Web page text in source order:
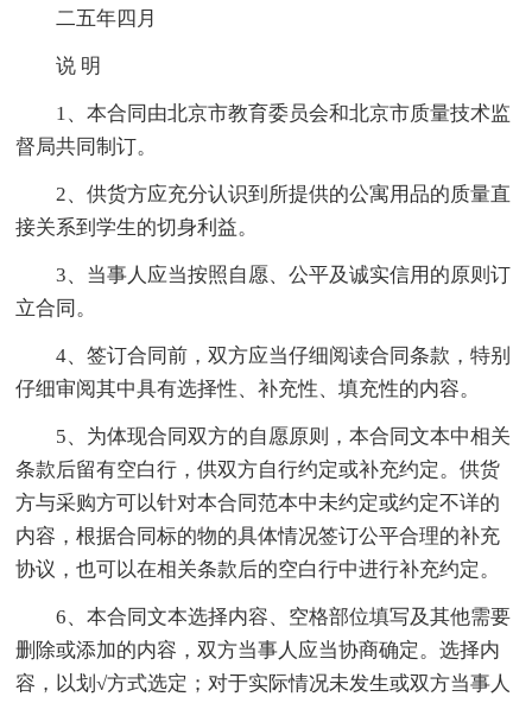
二五年四月
说 明
1、本合同由北京市教育委员会和北京市质量技术监
督局共同制订。
2、供货方应充分认识到所提供的公寓用品的质量直
接关系到学生的切身利益。
3、当事人应当按照自愿、公平及诚实信用的原则订
立合同。
4、签订合同前，双方应当仔细阅读合同条款，特别
仔细审阅其中具有选择性、补充性、填充性的内容。
5、为体现合同双方的自愿原则，本合同文本中相关
条款后留有空白行，供双方自行约定或补充约定。供货
方与采购方可以针对本合同范本中未约定或约定不详的
内容，根据合同标的物的具体情况签订公平合理的补充
协议，也可以在相关条款后的空白行中进行补充约定。
6、本合同文本选择内容、空格部位填写及其他需要
删除或添加的内容，双方当事人应当协商确定。选择内
容，以划√方式选定；对于实际情况未发生或双方当事人